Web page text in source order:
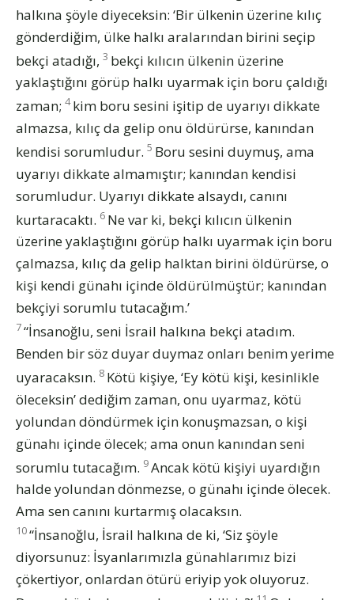
halkına şöyle diyeceksin: ‘Bir ülkenin üzerine kılıç
gönderdiğim, ülke halkı aralarından birini seçip
bekçi atadığı, 3 bekçi kılıcın ülkenin üzerine
yaklaştığını görüp halkı uyarmak için boru çaldığı
zaman; 4 kim boru sesini işitip de uyarıyı dikkate
almazsa, kılıç da gelip onu öldürürse, kanından
kendisi sorumludur. 5 Boru sesini duymuş, ama
uyarıyı dikkate almamıştır; kanından kendisi
sorumludur. Uyarıyı dikkate alsaydı, canını
kurtaracaktı. 6 Ne var ki, bekçi kılıcın ülkenin
üzerine yaklaştığını görüp halkı uyarmak için boru
çalmazsa, kılıç da gelip halktan birini öldürürse, o
kişi kendi günahı içinde öldürülmüştür; kanından
bekçiyi sorumlu tutacağım.’
7“İnsanoğlu, seni İsrail halkına bekçi atadım.
Benden bir söz duyar duymaz onları benim yerime
uyaracaksın. 8 Kötü kişiye, ‘Ey kötü kişi, kesinlikle
öleceksin’ dediğim zaman, onu uyarmaz, kötü
yolundan döndürmek için konuşmazsan, o kişi
günahı içinde ölecek; ama onun kanından seni
sorumlu tutacağım. 9Ancak kötü kişiyi uyardığın
halde yolundan dönmezse, o günahı içinde ölecek.
Ama sen canını kurtarmış olacaksın.
10“İnsanoğlu, İsrail halkına de ki, ‘Siz şöyle
diyorsunuz: İsyanlarımızla günahlarımız bizi
çökertiyor, onlardan ötürü eriyip yok oluyoruz.